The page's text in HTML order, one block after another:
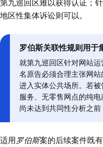
第九巡回区难以获得认证；
地区性集体诉讼则可以。
罗伯斯关联性规则用于
就第九巡回区针对网站
名原告必须合理主张网
进入实体公共场所。若
服务、无零售网点的纯
尚未达到共同性分析之前
适用罗伯斯案的后续案件既